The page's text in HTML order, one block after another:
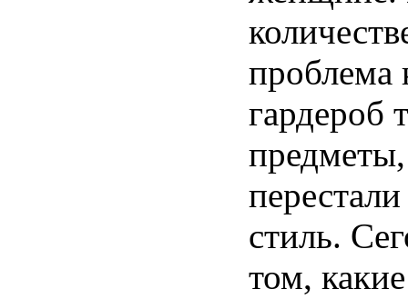
проблема
гардероб
стиль.
том,